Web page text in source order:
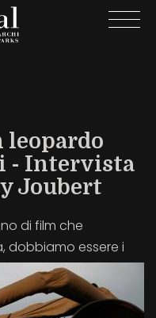
leopardo
- Intervista
Joubert
di film che
dobbiamo essere i